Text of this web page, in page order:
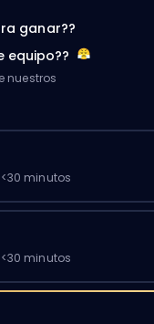
ganar??
equipo??
nuestros
minutos
minutos